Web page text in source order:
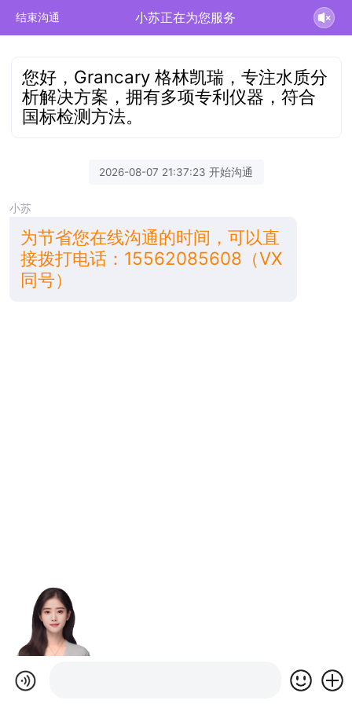
结束沟通 小苏正在为您服务
您好，Grancary 格林凯瑞，专注水质分
析解决方案，拥有多项专利仪器，符合
国标检测方法。
2026-08-07 21:37:23 开始沟通
小苏
为节省您在线沟通的时间，可以直
接拨打电话：15562085608（VX
同号）